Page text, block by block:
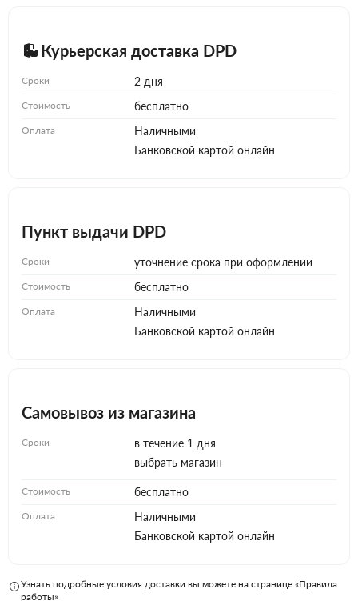
Курьерская доставка DPD
Сроки 2 дня
Стоимость бесплатно
Оплата
Наличными
Банковской картой онлайн
Пункт выдачи DPD
Сроки уточнение срока при оформлении
Стоимость бесплатно
Оплата
Наличными
Банковской картой онлайн
Самовывоз из магазина
Сроки
в течение 1 дня
выбрать магазин
Стоимость бесплатно
Оплата
Наличными
Банковской картой онлайн
Узнать подробные условия доставки вы можете на странице «Правила
работы»